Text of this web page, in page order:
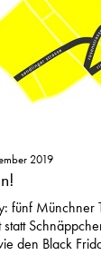
2019
fünf Münchner
den Black